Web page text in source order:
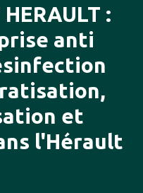
HERAULT :
anti
et
l'Hérault